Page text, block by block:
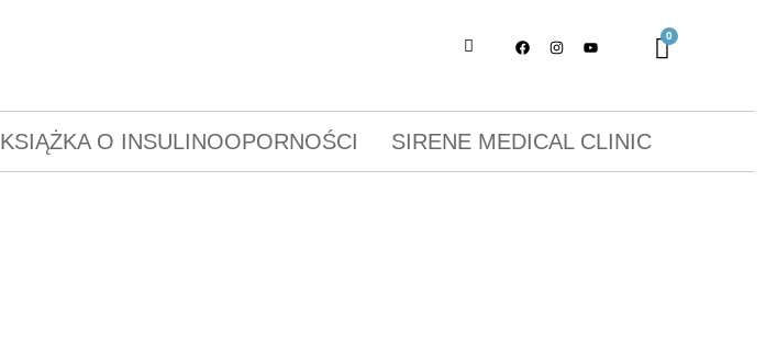
KSIĄŻKA O INSULINOOPORNOŚCI SIRENE MEDICAL CLINIC